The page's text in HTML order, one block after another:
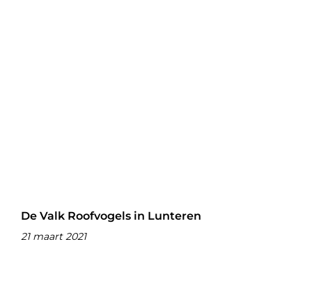
De Valk Roofvogels in Lunteren
21 maart 2021